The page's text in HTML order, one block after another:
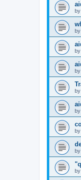
by
by
by
by
by
by
by
by
by